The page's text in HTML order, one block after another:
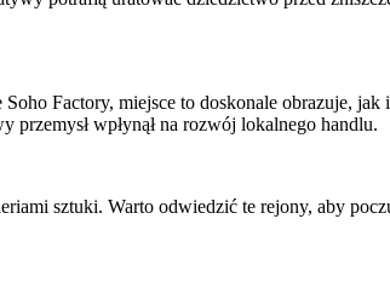
Factory, miejsce to doskonale obrazuje, jak
wpłynął na rozwój lokalnego handlu.
sztuki. Warto odwiedzić te rejony, aby